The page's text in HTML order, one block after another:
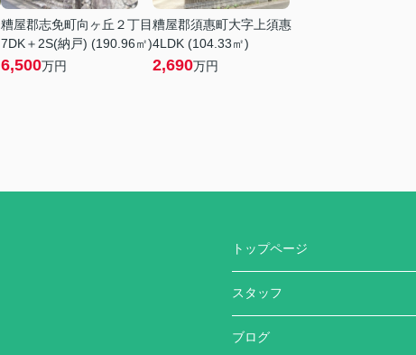
糟屋郡志免町向ヶ丘２丁目
7DK＋2S(納戸) (190.96㎡)
6,500万円
糟屋郡須惠町大字上須惠
4LDK (104.33㎡)
2,690万円
トップページ
スタッフ
ブログ